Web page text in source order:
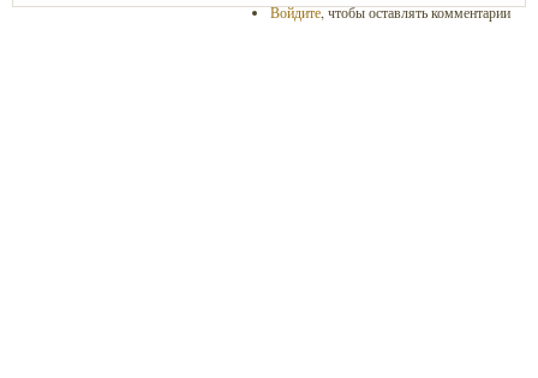
Войдите, чтобы оставлять комментарии